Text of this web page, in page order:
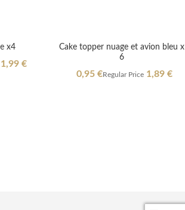
x4
1,99 €
Cake topper nuage et avion bleu x
6
Special
Price
0,95 €Regular Price 1,89 €